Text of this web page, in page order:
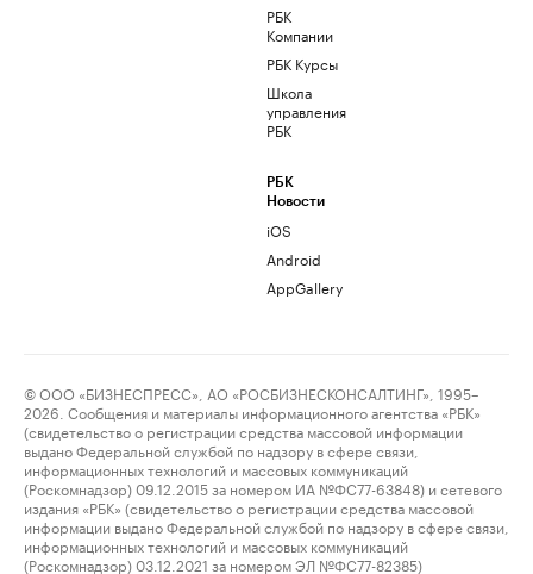
РБК
Компании
РБК Курсы
Школа
управления
РБК
РБК
Новости
iOS
Android
AppGallery
© ООО «БИЗНЕСПРЕСС», АО «РОСБИЗНЕСКОНСАЛТИНГ», 1995–
2026. Сообщения и материалы информационного агентства «РБК»
(свидетельство о регистрации средства массовой информации
выдано Федеральной службой по надзору в сфере связи,
информационных технологий и массовых коммуникаций
(Роскомнадзор) 09.12.2015 за номером ИА №ФС77-63848) и сетевого
издания «РБК» (свидетельство о регистрации средства массовой
информации выдано Федеральной службой по надзору в сфере связи,
информационных технологий и массовых коммуникаций
(Роскомнадзор) 03.12.2021 за номером ЭЛ №ФС77-82385)